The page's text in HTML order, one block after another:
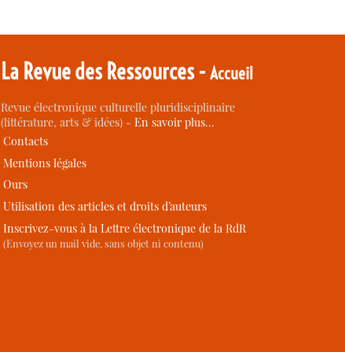
La Revue des Ressources -Accueil
Revue électronique culturelle pluridisciplinaire
(littérature, arts & idées) -En savoir plus…
Contacts
Mentions légales
Ours
Utilisation des articles et droits d’auteurs
Inscrivez-vous à la Lettre électronique de la RdR
(Envoyez un mail vide, sans objet ni contenu)